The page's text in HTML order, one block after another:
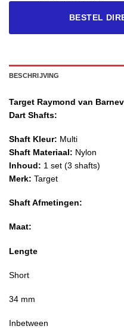
BESTEL
BESCHRIJVING
Target Raymond van
Dart Shafts:
Shaft Kleur: Multi
Shaft Materiaal: Nylon
Inhoud: 1 set (3 shafts)
Merk: Target
Shaft Afmetingen:
Maat:
Lengte
Short
34 mm
Inbetween